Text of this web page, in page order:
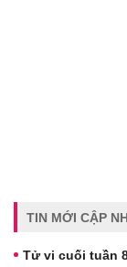
TIN MỚI CẬP
Tử vi cuối tuần